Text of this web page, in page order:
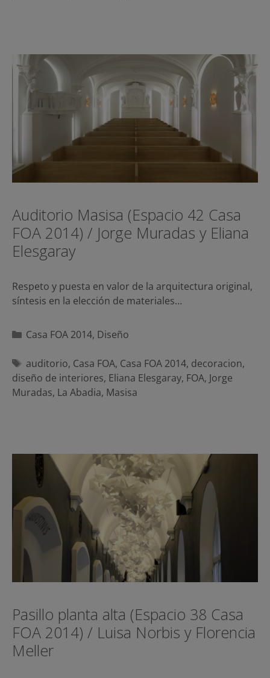
Auditorio Masisa (Espacio 42 Casa
FOA 2014) / Jorge Muradas y Eliana
Elesgaray
Respeto y puesta en valor de la arquitectura original,
síntesis en la elección de materiales…
Categorías
Casa FOA 2014, Diseño
Etiquetas
auditorio, Casa FOA, Casa FOA 2014, decoracion,
diseño de interiores, Eliana Elesgaray, FOA, Jorge
Muradas, La Abadia, Masisa
Pasillo planta alta (Espacio 38 Casa
FOA 2014) / Luisa Norbis y Florencia
Meller